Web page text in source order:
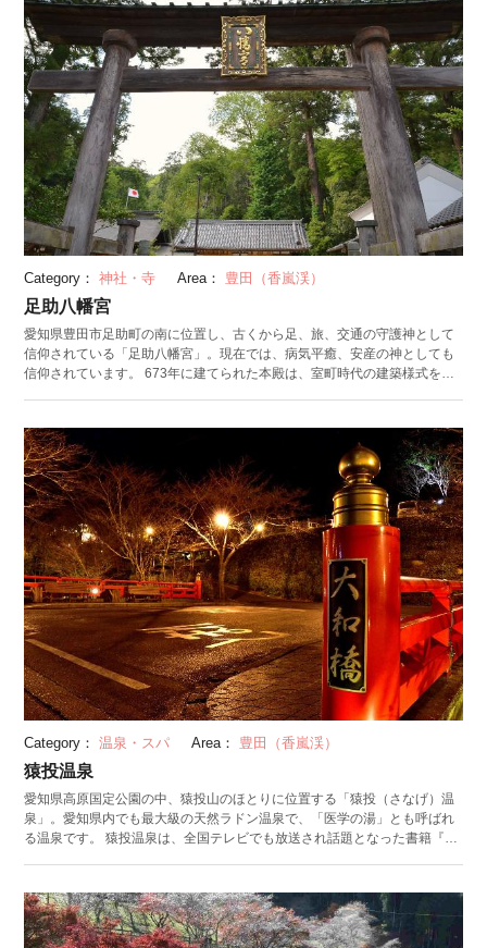
はいかがでしょうか。
Category： 神社・寺 Area： 豊田（香嵐渓）
足助八幡宮
愛知県豊田市足助町の南に位置し、古くから足、旅、交通の守護神として
信仰されている「足助八幡宮」。現在では、病気平癒、安産の神としても
信仰されています。 673年に建てられた本殿は、室町時代の建築様式を今
される鉄砲を描いた古い絵馬として県の文化財に指定されています。この
絵馬は東京オリンピックにおける射撃競技のプログラムの表紙に採用され
たことでも注目されました。毎年10月には「足助まつり」が行われてお
り、4台の豪華な山車と火縄銃を目当てに多くの人が訪れ、賑わいを見せて
います。
Category： 温泉・スパ Area： 豊田（香嵐渓）
猿投温泉
愛知県高原国定公園の中、猿投山のほとりに位置する「猿投（さなげ）温
泉」。愛知県内でも最大級の天然ラドン温泉で、「医学の湯」とも呼ばれ
る温泉です。 猿投温泉は、全国テレビでも放送され話題となった書籍『医
人気を集めています。 猿投温泉唯一の宿泊施設「ホテル金泉閣」には、樹
齢1000年以上のヒノキで造られた大浴場があります。ヒノキの香りを楽し
みながら、医学の湯と呼ばれる名湯を楽しんでみてはいかがでしょうか。